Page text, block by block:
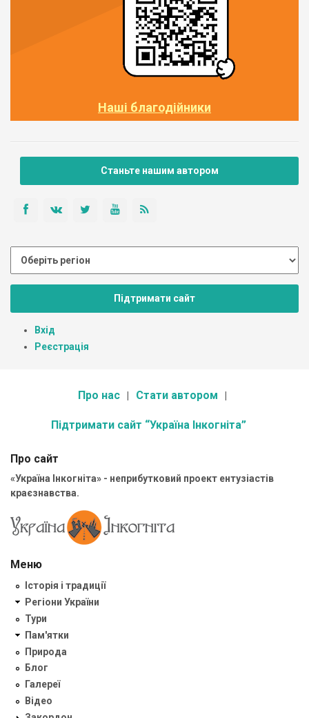
Наші благодійники
Станьте нашим автором
Підтримати сайт
Вхід
Реєстрація
Про нас Стати автором
Підтримати сайт “Україна Інкогніта”
Про сайт
«Україна Інкогніта» - неприбутковий проект ентузіастів
краєзнавства.
Меню
Історія і традиції
Регіони України
Тури
Пам'ятки
Природа
Блог
Галереї
Відео